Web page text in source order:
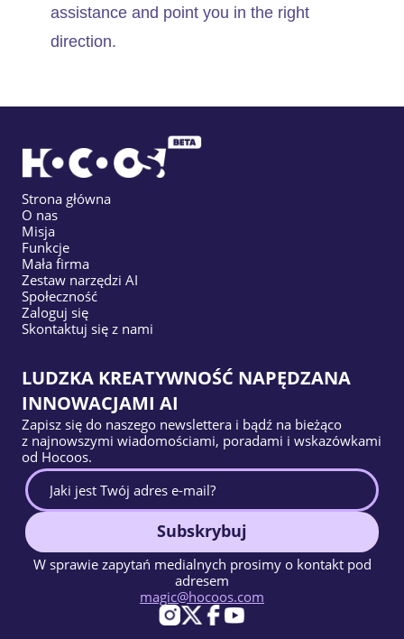
assistance and point you in the right
direction.
Strona główna
O nas
Misja
Funkcje
Mała firma
Zestaw narzędzi AI
Społeczność
Zaloguj się
Skontaktuj się z nami
LUDZKA KREATYWNOŚĆ NAPĘDZANA
INNOWACJAMI AI
Zapisz się do naszego newslettera i bądź na bieżąco
z najnowszymi wiadomościami, poradami i wskazówkami
od Hocoos.
Subskrybuj
W sprawie zapytań medialnych prosimy o kontakt pod
adresem
magic@hocoos.com